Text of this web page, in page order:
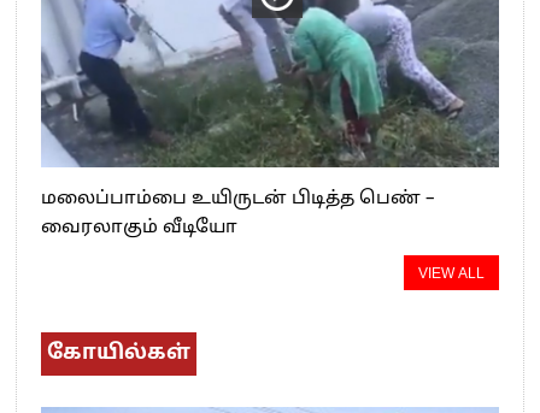
மலைப்பாம்பை உயிருடன் பிடித்த பெண் –
வைரலாகும் வீடியோ
VIEW ALL
கோயில்கள்